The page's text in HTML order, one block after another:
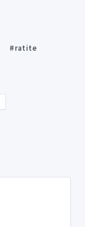
#ratite